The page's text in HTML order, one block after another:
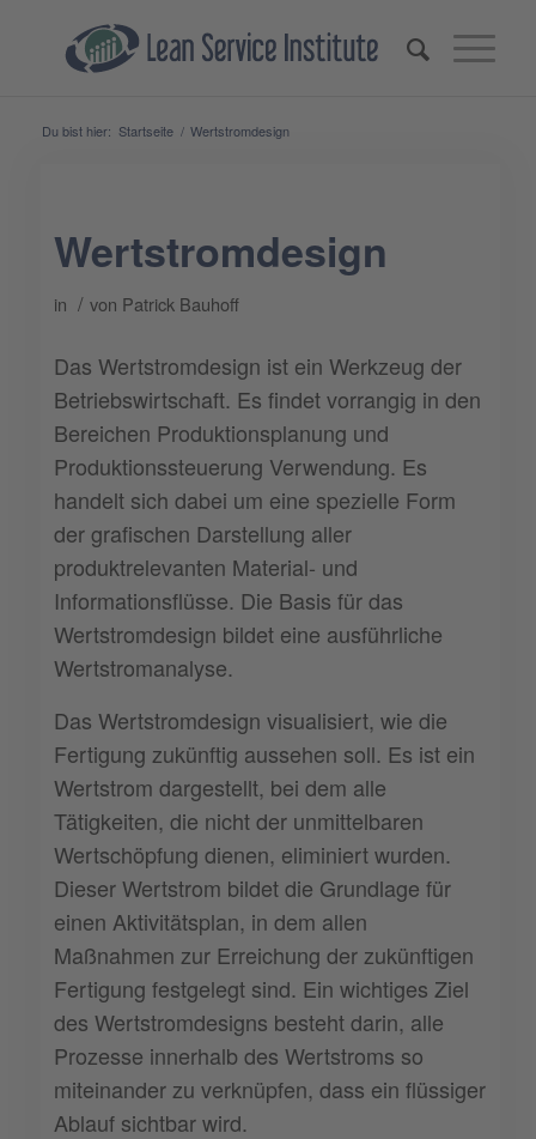
Du bist hier: Startseite / Wertstromdesign
Wertstromdesign
in / von Patrick Bauhoff
Das Wertstromdesign ist ein Werkzeug der
Betriebswirtschaft. Es findet vorrangig in den
Bereichen Produktionsplanung und
Produktionssteuerung Verwendung. Es
handelt sich dabei um eine spezielle Form
der grafischen Darstellung aller
produktrelevanten Material- und
Informationsflüsse. Die Basis für das
Wertstromdesign bildet eine ausführliche
Wertstromanalyse.
Das Wertstromdesign visualisiert, wie die
Fertigung zukünftig aussehen soll. Es ist ein
Wertstrom dargestellt, bei dem alle
Tätigkeiten, die nicht der unmittelbaren
Wertschöpfung dienen, eliminiert wurden.
Dieser Wertstrom bildet die Grundlage für
einen Aktivitätsplan, in dem allen
Maßnahmen zur Erreichung der zukünftigen
Fertigung festgelegt sind. Ein wichtiges Ziel
des Wertstromdesigns besteht darin, alle
Prozesse innerhalb des Wertstroms so
miteinander zu verknüpfen, dass ein flüssiger
Ablauf sichtbar wird.